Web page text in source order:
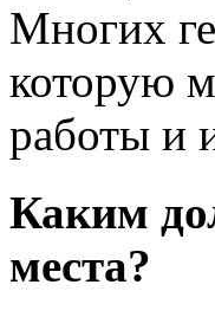
Многих
которую
работы и
Каким
места?